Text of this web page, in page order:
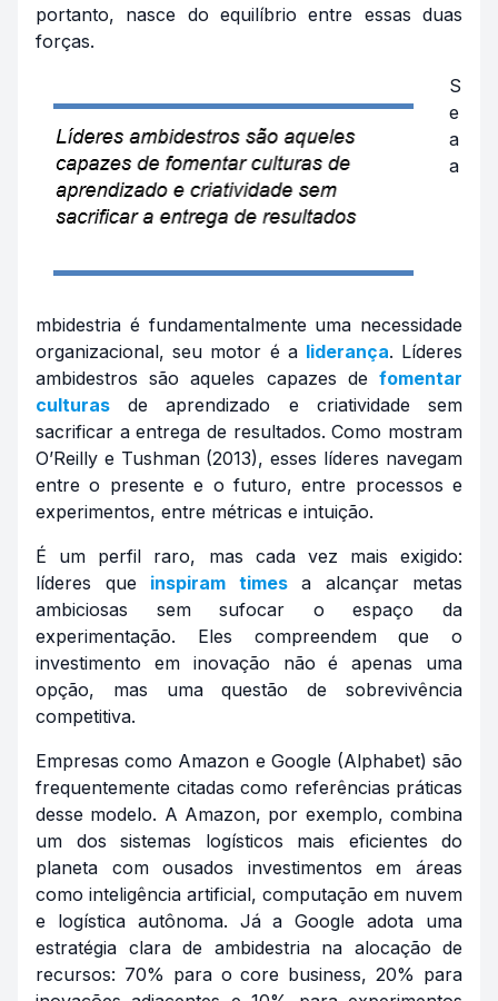
portanto, nasce do equilíbrio entre essas duas
forças.
S
e
a
a
mbidestria é fundamentalmente uma necessidade
organizacional, seu motor é a liderança. Líderes
ambidestros são aqueles capazes de fomentar
culturas de aprendizado e criatividade sem
sacrificar a entrega de resultados. Como mostram
O’Reilly e Tushman (2013), esses líderes navegam
entre o presente e o futuro, entre processos e
experimentos, entre métricas e intuição.
É um perfil raro, mas cada vez mais exigido:
líderes que inspiram timesa alcançar metas
ambiciosas sem sufocar o espaço da
experimentação. Eles compreendem que o
investimento em inovação não é apenas uma
opção, mas uma questão de sobrevivência
competitiva.
Empresas como Amazon e Google (Alphabet) são
frequentemente citadas como referências práticas
desse modelo. A Amazon, por exemplo, combina
um dos sistemas logísticos mais eficientes do
planeta com ousados investimentos em áreas
como inteligência artificial, computação em nuvem
e logística autônoma. Já a Google adota uma
estratégia clara de ambidestria na alocação de
recursos: 70% para ocore business, 20% para